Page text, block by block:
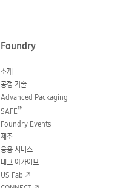
Foundry
소개
공정 기술
Advanced Packaging
SAFE™
Foundry Events
제조
응용 서비스
테크 아카이브
US Fab